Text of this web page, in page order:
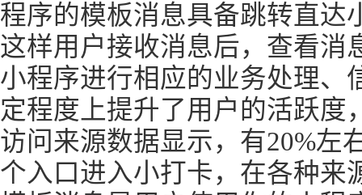
程序的模板消息具备跳转直达
这样用户接收消息后，查看消
小程序进行相应的业务处理、
定程度上提升了用户的活跃度
访问来源数据显示，有20%左
个入口进入小打卡，在各种来